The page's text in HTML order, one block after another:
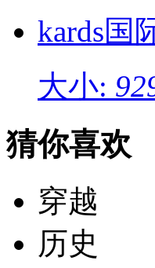
kards国
大小:
猜你喜欢
穿越
历史